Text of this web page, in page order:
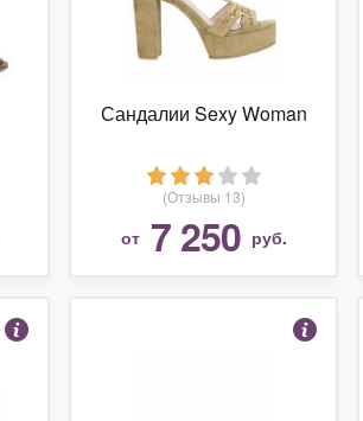
Сандалии Sexy Woman
(Отзывы 13)
от 7 250 руб.